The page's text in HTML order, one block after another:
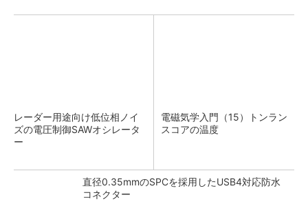
レーダー用途向け低位相ノイ
ズの電圧制御SAWオシレータ
ー
電磁気学入門（15）トンラン
スコアの温度
直径0.35mmのSPCを採用したUSB4対応防水
コネクター